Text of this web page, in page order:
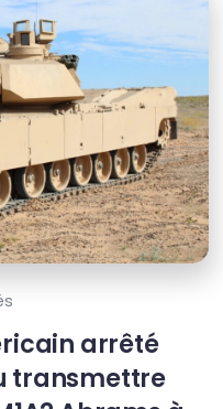
arrêté
transmettre